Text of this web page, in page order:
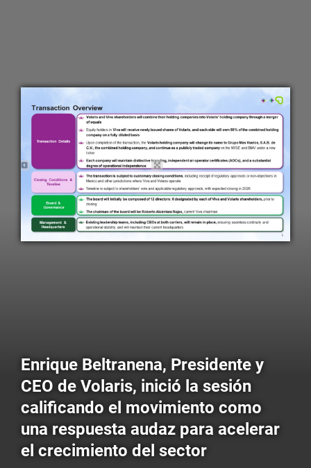
Enrique Beltranena, Presidente y
CEO de Volaris, inició la sesión
calificando el movimiento como
una respuesta audaz para acelerar
el crecimiento del sector